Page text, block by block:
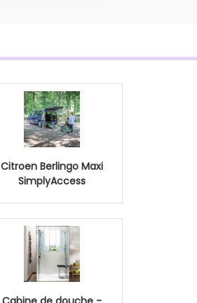
Citroen Berlingo Maxi
SimplyAccess